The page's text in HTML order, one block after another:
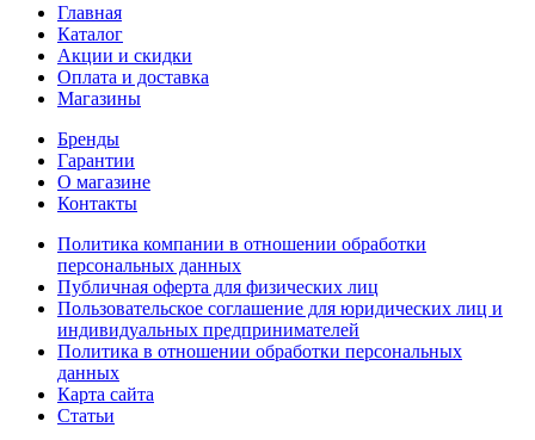
Главная
Каталог
Акции и скидки
Оплата и доставка
Магазины
Бренды
Гарантии
О магазине
Контакты
Политика компании в отношении обработки
персональных данных
Публичная оферта для физических лиц
Пользовательское соглашение для юридических лиц и
индивидуальных предпринимателей
Политика в отношении обработки персональных
данных
Карта сайта
Статьи